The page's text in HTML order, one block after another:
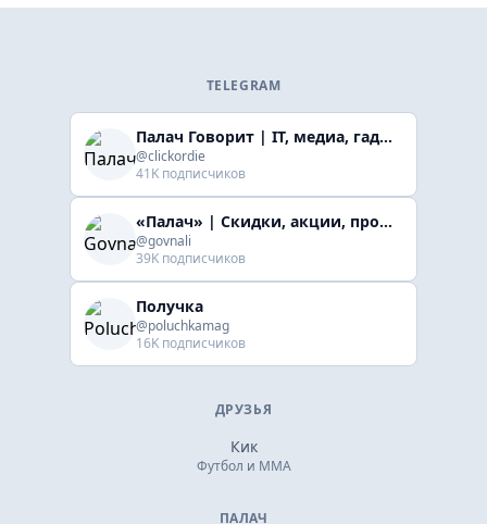
TELEGRAM
Палач Говорит | IT, медиа, гaджеты, скидки
@clickordie
41K подписчиков
«Палач» | Скидки, акции, промокоды
@govnali
39K подписчиков
Получка
@poluchkamag
16K подписчиков
ДРУЗЬЯ
Кик
Футбол и ММА
ПАЛАЧ